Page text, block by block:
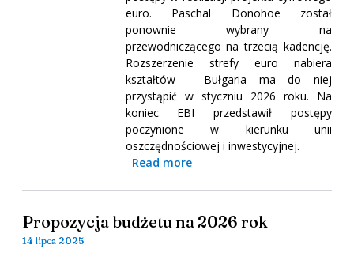
euro. Paschal Donohoe został
ponownie wybrany na
przewodniczącego na trzecią kadencję.
Rozszerzenie strefy euro nabiera
kształtów - Bułgaria ma do niej
przystąpić w styczniu 2026 roku. Na
koniec EBI przedstawił postępy
poczynione w kierunku unii
oszczędnościowej i inwestycyjnej.
Read more
Propozycja budżetu na 2026 rok
14 lipca 2025